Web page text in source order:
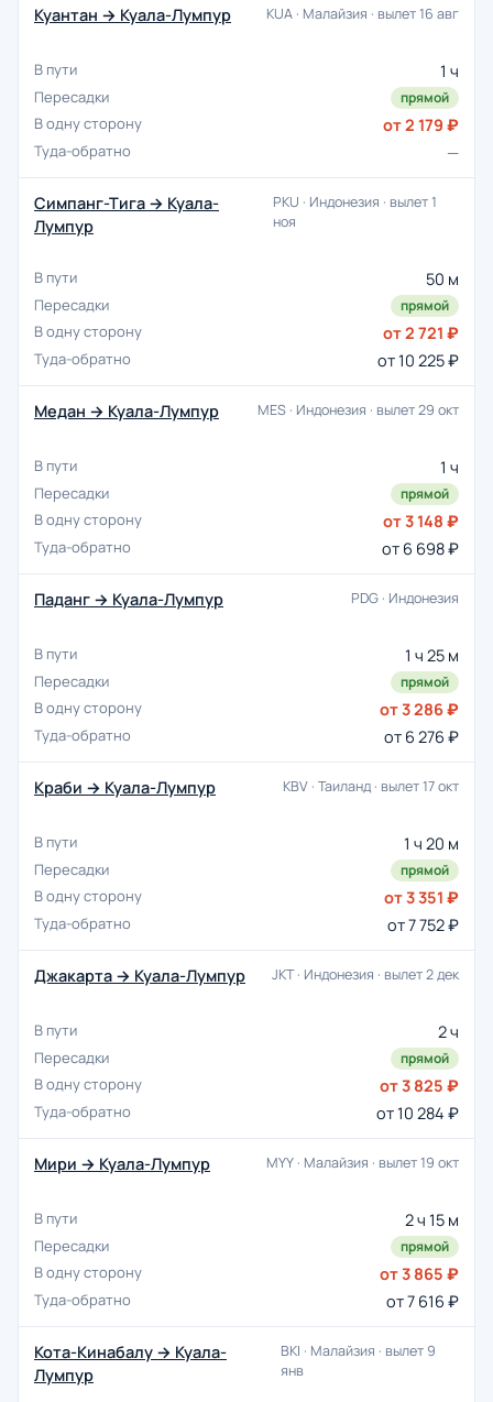
Куантан → Куала-Лумпур KUA · Малайзия · вылет 16 авг
1 ч
прямой
от 2 179 ₽
—
Симпанг-Тига → Куала-
Лумпур
PKU · Индонезия · вылет 1
ноя
50 м
прямой
от 2 721 ₽
от 10 225 ₽
Медан → Куала-Лумпур MES · Индонезия · вылет 29 окт
1 ч
прямой
от 3 148 ₽
от 6 698 ₽
Паданг → Куала-Лумпур PDG · Индонезия
1 ч 25 м
прямой
от 3 286 ₽
от 6 276 ₽
Краби → Куала-Лумпур KBV · Таиланд · вылет 17 окт
1 ч 20 м
прямой
от 3 351 ₽
от 7 752 ₽
Джакарта → Куала-Лумпур JKT · Индонезия · вылет 2 дек
2 ч
прямой
от 3 825 ₽
от 10 284 ₽
Мири → Куала-Лумпур MYY · Малайзия · вылет 19 окт
2 ч 15 м
прямой
от 3 865 ₽
от 7 616 ₽
Кота-Кинабалу → Куала-
Лумпур
BKI · Малайзия · вылет 9
янв